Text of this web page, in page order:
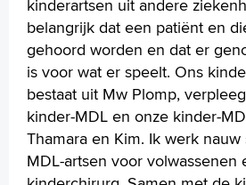
kinderartsen uit andere
belangrijk dat een patiënt en
gehoord worden en dat er
is voor wat er speelt. Ons
bestaat uit Mw Plomp,
kinder-MDL en onze kinder-
Thamara en Kim. Ik werk
MDL-artsen voor volwassenen